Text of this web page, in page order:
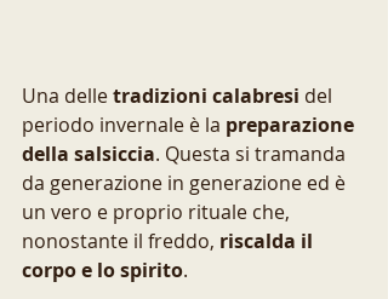
Una delle tradizioni calabresi del
periodo invernale è la preparazione
della salsiccia. Questa si tramanda
da generazione in generazione ed è
un vero e proprio rituale che,
nonostante il freddo, riscalda il
corpo e lo spirito.